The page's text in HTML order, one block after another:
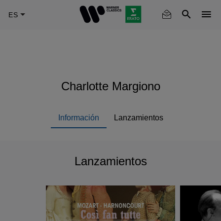
Charlotte Margiono
Información Lanzamientos
Lanzamientos